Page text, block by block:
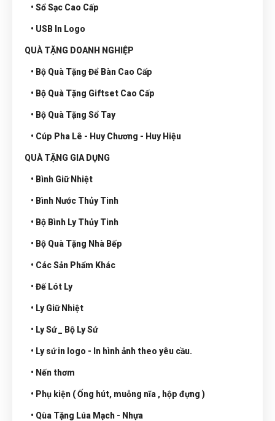
• Sổ Sạc Cao Cấp
• USB In Logo
QUÀ TẶNG DOANH NGHIỆP
• Bộ Quà Tặng Để Bàn Cao Cấp
• Bộ Quà Tặng Giftset Cao Cấp
• Bộ Quà Tặng Sổ Tay
• Cúp Pha Lê - Huy Chương - Huy Hiệu
QUÀ TẶNG GIA DỤNG
• Bình Giữ Nhiệt
• Bình Nước Thủy Tinh
• Bộ Bình Ly Thủy Tinh
• Bộ Quà Tặng Nhà Bếp
• Các Sản Phẩm Khác
• Đế Lót Ly
• Ly Giữ Nhiệt
• Ly Sứ _ Bộ Ly Sứ
• Ly sứ in logo - In hình ảnh theo yêu cầu.
• Nến thơm
• Phụ kiện ( Ống hút, muỗng nĩa , hộp đựng )
• Qùa Tặng Lúa Mạch - Nhựa